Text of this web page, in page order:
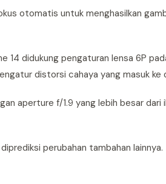
otomatis untuk menghasilkan
14 didukung pengaturan lensa 6P
distorsi cahaya yang masuk ke
aperture f/1.9 yang lebih besar dari
perubahan tambahan lainnya.